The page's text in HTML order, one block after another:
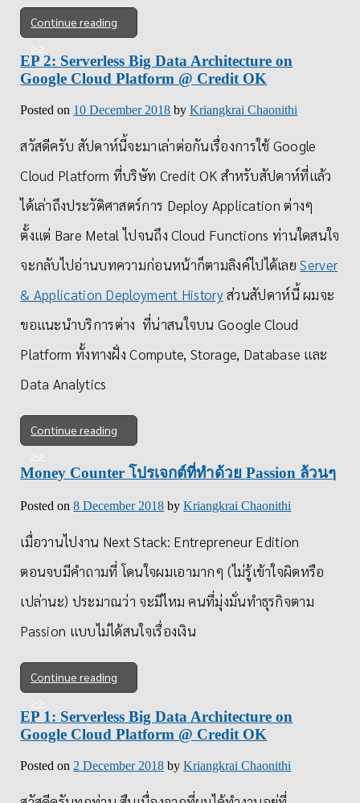
Continue reading
EP 2: Serverless Big Data Architecture on
Google Cloud Platform @ Credit OK
Posted on 10 December 2018 byKriangkrai Chaonithi
สวัสดีครับ สัปดาห์นี้จะมาเล่าต่อกันเรื่องการใช้ Google
Cloud Platform ที่บริษัท Credit OK สำหรับสัปดาห์ที่แล้ว
ได้เล่าถึงประวัติศาสตร์การ Deploy Application ต่างๆ
ตั้งแต่ Bare Metal ไปจนถึง Cloud Functions ท่านใดสนใจ
จะกลับไปอ่านบทความก่อนหน้าก็ตามลิงค์ไปได้เลยServer
& Application Deployment Historyส่วนสัปดาห์นี้ ผมจะ
ขอแนะนำบริการต่าง ที่น่าสนใจบน Google Cloud
Platform ทั้งทางฝั่ง Compute, Storage, Database และ
Data Analytics
Continue reading
Money Counter โปรเจกต์ที่ทำด้วย Passion ล้วนๆ
Posted on8 December 2018 byKriangkrai Chaonithi
เมื่อวานไปงาน Next Stack: Entrepreneur Edition
ตอนจบมีคำถามที่ โดนใจผมเอามากๆ (ไม่รู้เข้าใจผิดหรือ
เปล่านะ) ประมาณว่า จะมีไหม คนที่มุ่งมั่นทำธุรกิจตาม
Passion แบบไม่ได้สนใจเรื่องเงิน
Continue reading
EP 1: Serverless Big Data Architecture on
Google Cloud Platform @ Credit OK
Posted on 2 December 2018 byKriangkrai Chaonithi